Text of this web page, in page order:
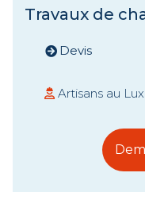
Travaux de
Devis
Artisans au